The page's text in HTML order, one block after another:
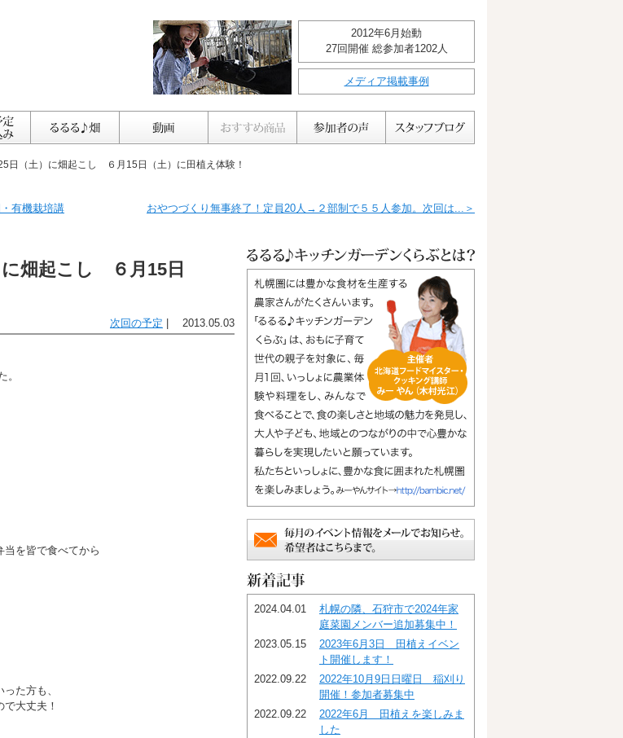
2012年6月始動
27回開催 総参加者1202人
メディア掲載事例
日（土）に畑起こし ６月15日（土）に田植え体験！
おやつづくり無事終了！定員20人→２部制で５５人参加。次回は...＞
有機栽培講
畑起こし ６月15日
次回の予定 | 2013.05.03
。
を皆で食べてから
た方も、
大丈夫！
2024.04.01
札幌の隣、石狩市で2024年家
庭菜園メンバー追加募集中！
2023.05.15
2023年6月3日 田植えイベン
ト開催します！
2022.09.22
2022年10月9日日曜日 稲刈り
開催！参加者募集中
2022.09.22
2022年6月 田植えを楽しみま
した